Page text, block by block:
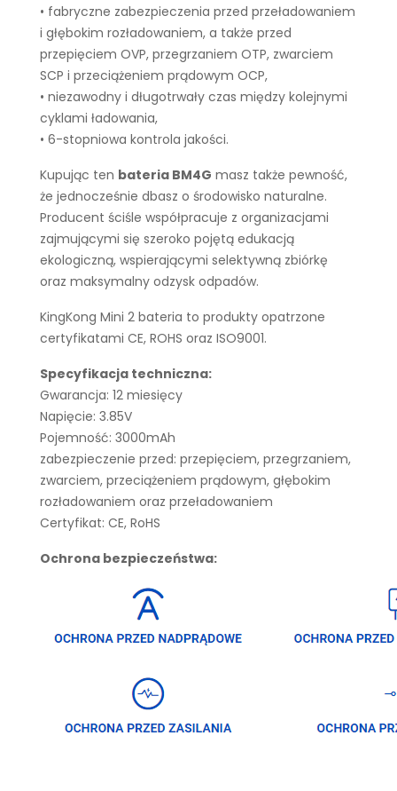
• fabryczne zabezpieczenia przed przeładowaniem
i głębokim rozładowaniem, a także przed
przepięciem OVP, przegrzaniem OTP, zwarciem
SCP i przeciążeniem prądowym OCP,
• niezawodny i długotrwały czas między kolejnymi
cyklami ładowania,
• 6-stopniowa kontrola jakości.
Kupując ten bateria BM4G masz także pewność,
że jednocześnie dbasz o środowisko naturalne.
Producent ściśle współpracuje z organizacjami
zajmującymi się szeroko pojętą edukacją
ekologiczną, wspierającymi selektywną zbiórkę
oraz maksymalny odzysk odpadów.
KingKong Mini 2 bateria to produkty opatrzone
certyfikatami CE, ROHS oraz ISO9001.
Specyfikacja techniczna:
Gwarancja: 12 miesięcy
Napięcie: 3.85V
Pojemność: 3000mAh
zabezpieczenie przed: przepięciem, przegrzaniem,
zwarciem, przeciążeniem prądowym, głębokim
rozładowaniem oraz przeładowaniem
Certyfikat: CE, RoHS
Ochrona bezpieczeństwa: